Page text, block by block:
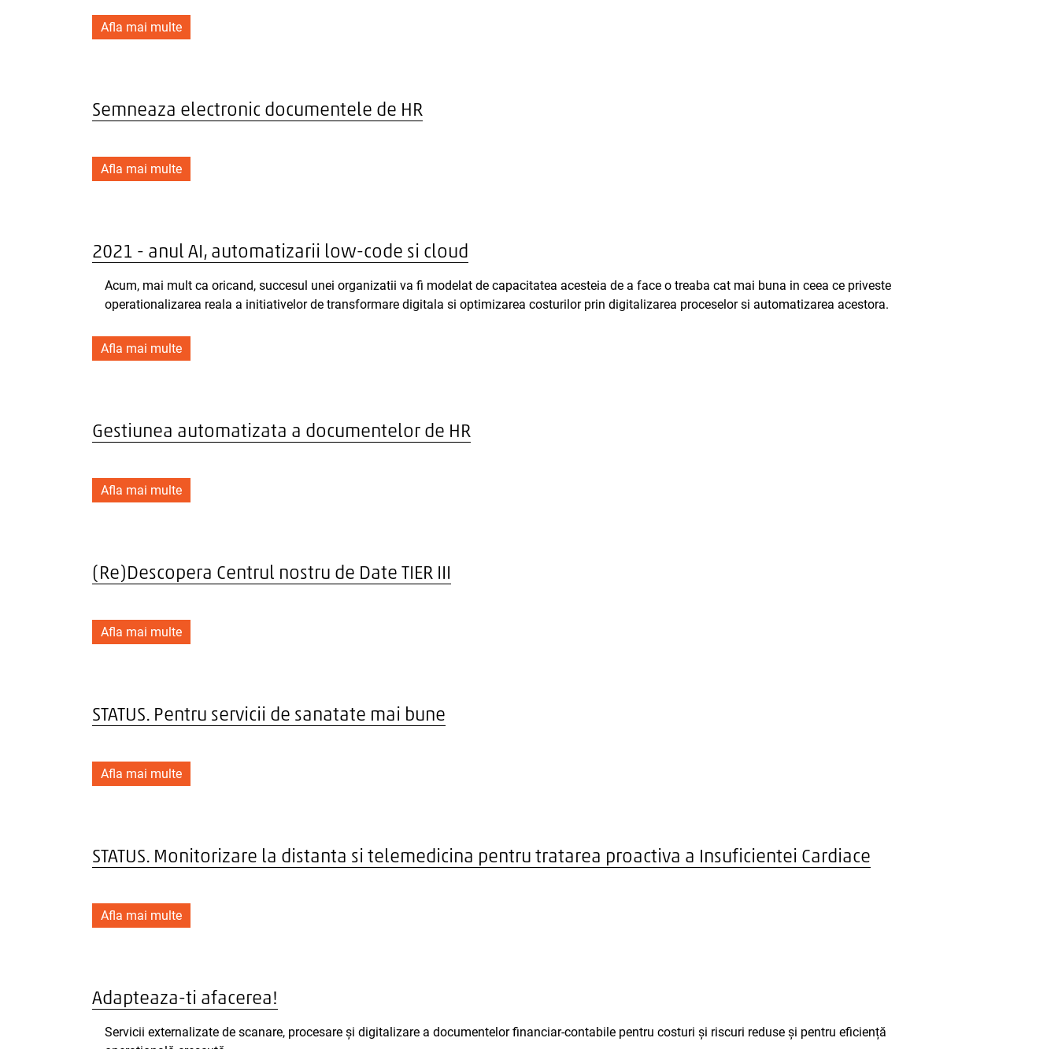
Afla mai multe
Semneaza electronic documentele de HR
Afla mai multe
2021 - anul AI, automatizarii low-code si cloud
Acum, mai mult ca oricand, succesul unei organizatii va fi modelat de capacitatea acesteia de a face o treaba cat mai buna in ceea ce priveste
operationalizarea reala a initiativelor de transformare digitala si optimizarea costurilor prin digitalizarea proceselor si automatizarea acestora.
Afla mai multe
Gestiunea automatizata a documentelor de HR
Afla mai multe
(Re)Descopera Centrul nostru de Date TIER III
Afla mai multe
STATUS. Pentru servicii de sanatate mai bune
Afla mai multe
STATUS. Monitorizare la distanta si telemedicina pentru tratarea proactiva a Insuficientei Cardiace
Afla mai multe
Adapteaza-ti afacerea!
Servicii externalizate de scanare, procesare și digitalizare a documentelor financiar-contabile pentru costuri și riscuri reduse și pentru eficiență